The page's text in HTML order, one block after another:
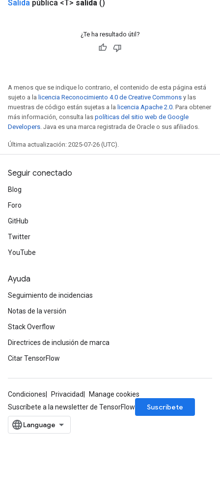
Salida pública <T> salida ()
¿Te ha resultado útil?
A menos que se indique lo contrario, el contenido de esta página está
sujeto a la licencia Reconocimiento 4.0 de Creative Commons y las
muestras de código están sujetas a la licencia Apache 2.0 . Para obtener
más información, consulta las políticas del sitio web de Google
Developers . Java es una marca registrada de Oracle o sus afiliados.
Última actualización: 2025-07-26 (UTC).
Seguir conectado
Blog
Foro
GitHub
Twitter
YouTube
Ayuda
Seguimiento de incidencias
Notas de la versión
Stack Overflow
Directrices de inclusión de marca
Citar TensorFlow
Condiciones Privacidad
Manage cookies
Suscríbete a la newsletter de TensorFlow
Suscríbete